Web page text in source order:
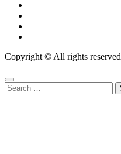
Copyright © All rights reserved
Search
for: